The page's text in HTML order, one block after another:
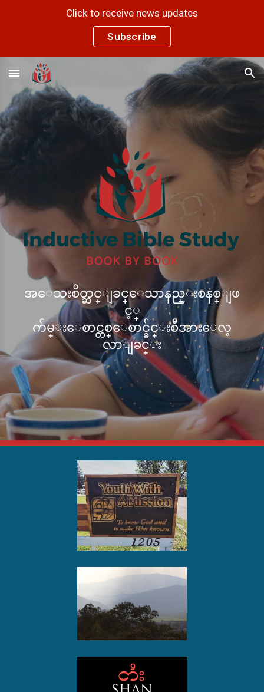
Click to receive news updates
Subscribe
အ​ေသးစိတ္ဆင္ျခင္​ေသာနည္းစနစ္ျဖ
င့္
က်မ္းေစာင္တစ္ေစာင္ခ်င္းစီအားေလ့
လာျခင္း